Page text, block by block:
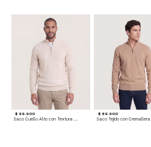
$ 99.900
Saco Cuello Alto con Textura Trenzada
$ 89.900
Saco Tejido con Cremallera